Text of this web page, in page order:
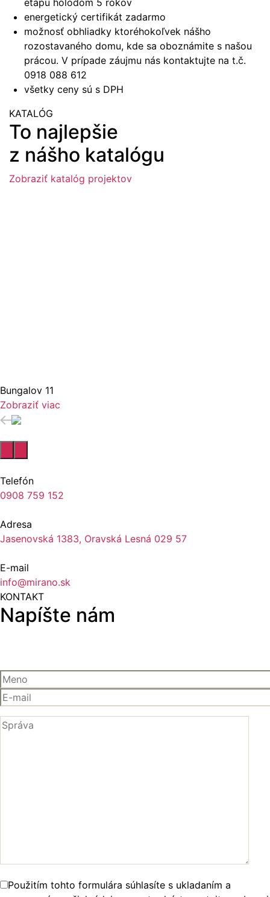
energetický certifikát zadarmo
možnosť obhliadky ktoréhokoľvek nášho
rozostavaného domu, kde sa oboznámite s našou
prácou. V prípade záujmu nás kontaktujte na t.č.
0918 088 612
všetky ceny sú s DPH
KATALÓG
To najlepšie
z nášho katalógu
Zobraziť katalóg projektov
Bungalov 11
Zobraziť viac
Telefón
0908 759 152
Adresa
Jasenovská 1383, Oravská Lesná 029 57
E-mail
info@mirano.sk
KONTAKT
Napíšte nám
Použitím tohto formulára súhlasíte s ukladaním a